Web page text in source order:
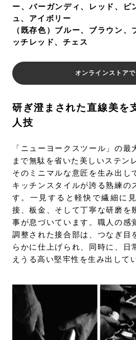
ー、バーガンディ、レッド、ピ
ュ、アイボリー
（既存色）ブルー、ブラウン、
ッチレッド、チェス
オンラインストア
研ぎ澄まされた直線美を
人技
「ニューヨークスツール」の最
まで無駄を省いた美しいステン
そのミニマルな意匠を生み出し
キッチンスタイルが誇る熟練の
す。一見すると軽快で繊細に
接、板金、そして丁寧な研磨を
事が息づいています。職人の感
調整された接合部は、つなぎ目
らかに仕上げられ、同時に、日
えうる高い堅牢性を生み出して